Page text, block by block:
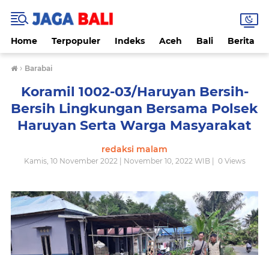
Home Terpopuler Indeks Aceh Bali Berita
› Barabai
Koramil 1002-03/Haruyan Bersih-
Bersih Lingkungan Bersama Polsek
Haruyan Serta Warga Masyarakat
redaksi malam
Kamis, 10 November 2022 | November 10, 2022 WIB | 0Views